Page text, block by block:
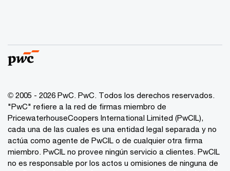
© 2005 - 2026 PwC. PwC. Todos los derechos reservados.
"PwC" refiere a la red de firmas miembro de
PricewaterhouseCoopers International Limited (PwCIL),
cada una de las cuales es una entidad legal separada y no
actúa como agente de PwCIL o de cualquier otra firma
miembro. PwCIL no provee ningún servicio a clientes. PwCIL
no es responsable por los actos u omisiones de ninguna de